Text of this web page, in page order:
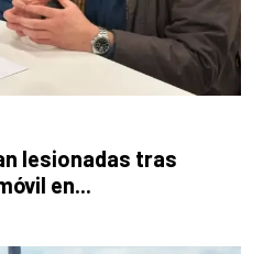
lesionadas tras
en...